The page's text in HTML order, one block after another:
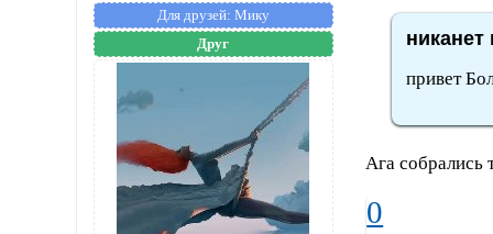
Для друзей: Мику
Друг
никанет
привет
Ага
0